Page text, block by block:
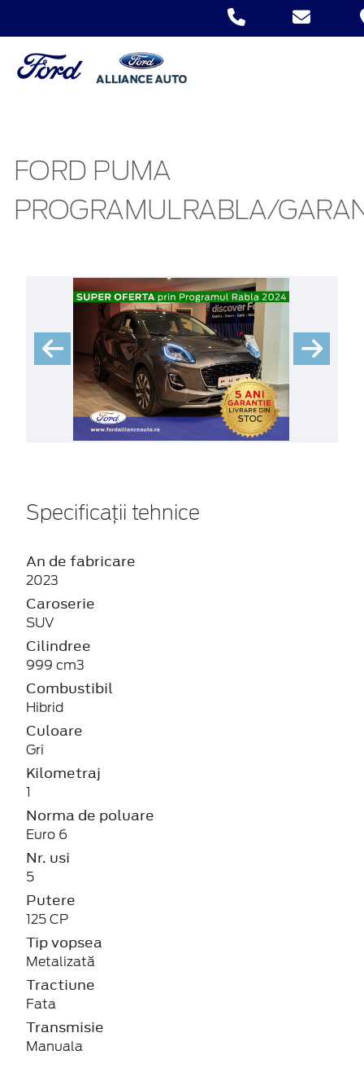
FORD PUMA
PROGRAMULRABLA/
Specificații tehnice
An de fabricare
2023
Caroserie
SUV
Cilindree
999 cm3
Combustibil
Hibrid
Culoare
Gri
Kilometraj
1
Norma de poluare
Euro 6
Nr. usi
5
Putere
125 CP
Tip vopsea
Metalizată
Tractiune
Fata
Transmisie
Manuala